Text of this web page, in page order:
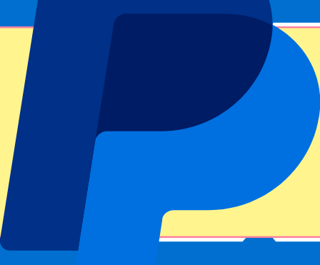
AS Roma vs Cagliari
28 okt. 2026, 15:00
Voetbal | Serie A
Vanaf
69